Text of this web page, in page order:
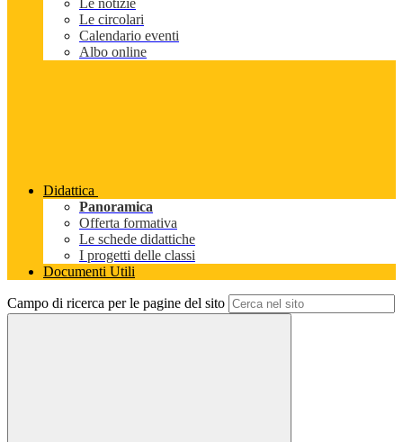
Le notizie
Le circolari
Calendario eventi
Albo online
Didattica
Panoramica
Offerta formativa
Le schede didattiche
I progetti delle classi
Documenti Utili
Campo di ricerca per le pagine del sito